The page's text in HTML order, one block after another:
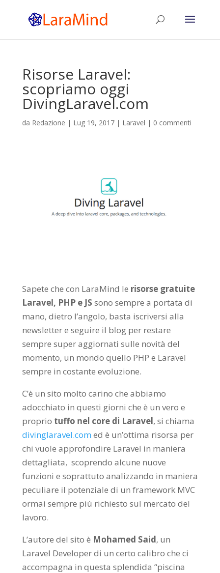
Risorse Laravel:
scopriamo oggi
DivingLaravel.com
da Redazione | Lug 19, 2017| Laravel | 0 commenti
Sapete che con LaraMind le risorse gratuite
Laravel, PHP e JS sono sempre a portata di
mano, dietro l’angolo, basta iscriversi alla
newsletter e seguire il blog per restare
sempre super aggiornati sulle novità del
momento, un mondo quello PHP e Laravel
sempre in costante evoluzione.
C’è un sito molto carino che abbiamo
adocchiato in questi giorni che è un vero e
proprio tuffo nel core di Laravel, si chiama
divinglaravel.com ed è un’ottima risorsa per
chi vuole approfondire Laravel in maniera
dettagliata, scoprendo alcune nuove
funzioni e soprattuto analizzando in maniera
peculiare il potenziale di un framework MVC
ormai sempre più richiesto sul mercato del
lavoro.
L’autore del sito è Mohamed Said, un
Laravel Developer di un certo calibro che ci
accompagna in questa splendida “piscina